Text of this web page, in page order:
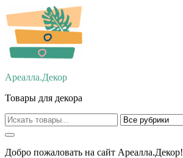
Перейти
к
содержимому
Ареалла.Декор
Товары для декора
Добро пожаловать на сайт Ареалла.Декор!